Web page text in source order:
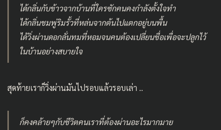
ได้กลิ่นกับข้าวจากบ้านที่ใครซักคนคงกำลังตั้งใจทำ
ได้กลิ่นชมพู่ริมรั้วที่หล่นจากต้นไปแตกอยู่บนพื้น
ได้วิ่งผ่านดอกลั่นทมที่หอมจนคนต้องเปลี่ยนชื่อเพื่อจะปลูกไว้
ในบ้านอย่างสบายใจ
สุดท้ายเราก็วิ่งผ่านมันไปรอบแล้วรอบเล่า ..
ก็คงคล้ายๆกับชีวิตคนเราที่ต้องผ่านอะไรมากมาย